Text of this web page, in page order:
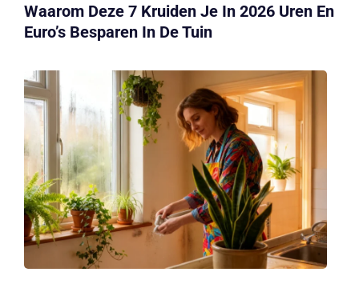
Waarom Deze 7 Kruiden Je In 2026 Uren En
Euro’s Besparen In De Tuin